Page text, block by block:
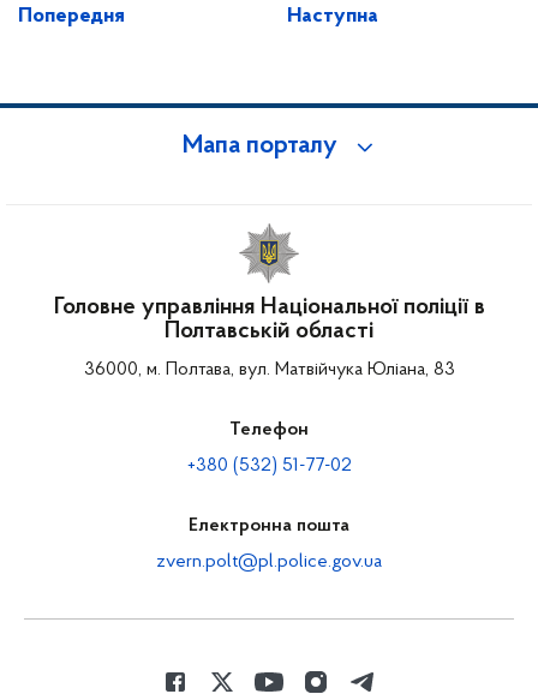
Попередня Наступна
Мапа порталу
Головне управління Національної поліції в
Полтавській області
36000, м. Полтава, вул. Матвійчука Юліана, 83
Телефон
+380 (532) 51-77-02
Електронна пошта
zvern.polt@pl.police.gov.ua